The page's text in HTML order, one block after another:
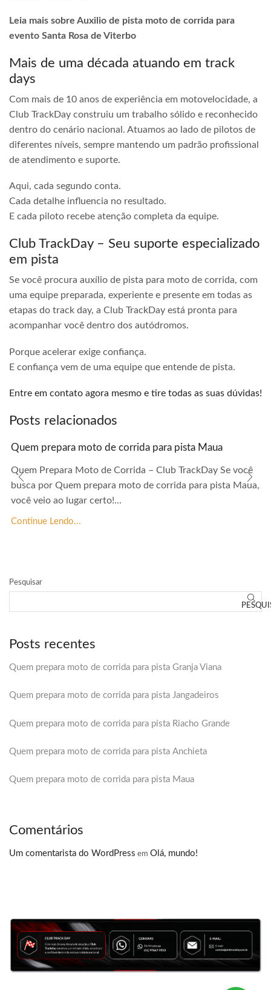
Leia mais sobre Auxilio de pista moto de corrida para
evento Santa Rosa de Viterbo
Mais de uma década atuando em track
days
Com mais de 10 anos de experiência em motovelocidade, a
Club TrackDay construiu um trabalho sólido e reconhecido
dentro do cenário nacional. Atuamos ao lado de pilotos de
diferentes níveis, sempre mantendo um padrão profissional
de atendimento e suporte.
Aqui, cada segundo conta.
Cada detalhe influencia no resultado.
E cada piloto recebe atenção completa da equipe.
Club TrackDay – Seu suporte especializado
em pista
Se você procura auxílio de pista para moto de corrida, com
uma equipe preparada, experiente e presente em todas as
etapas do track day, a Club TrackDay está pronta para
acompanhar você dentro dos autódromos.
Porque acelerar exige confiança.
E confiança vem de uma equipe que entende de pista.
Entre em contato agora mesmo e tire todas as suas dúvidas!
Posts relacionados
Quem prepara moto de corrida para pista Maua
Quem Prepara Moto de Corrida – Club TrackDay Se você
busca por Quem prepara moto de corrida para pista Maua,
você veio ao lugar certo!...
Continue Lendo...
Pesquisar
Posts recentes
Quem prepara moto de corrida para pista Granja Viana
Quem prepara moto de corrida para pista Jangadeiros
Quem prepara moto de corrida para pista Riacho Grande
Quem prepara moto de corrida para pista Anchieta
Quem prepara moto de corrida para pista Maua
Comentários
Um comentarista do WordPress em Olá, mundo!